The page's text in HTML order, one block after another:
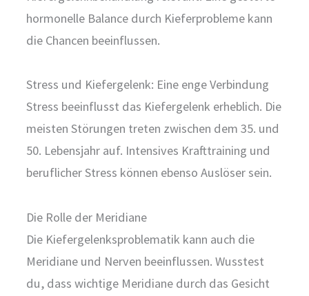
hormonelle Balance durch Kieferprobleme kann
die Chancen beeinflussen.
Stress und Kiefergelenk: Eine enge Verbindung
Stress beeinflusst das Kiefergelenk erheblich. Die
meisten Störungen treten zwischen dem 35. und
50. Lebensjahr auf. Intensives Krafttraining und
beruflicher Stress können ebenso Auslöser sein.
Die Rolle der Meridiane
Die Kiefergelenksproblematik kann auch die
Meridiane und Nerven beeinflussen. Wusstest
du, dass wichtige Meridiane durch das Gesicht